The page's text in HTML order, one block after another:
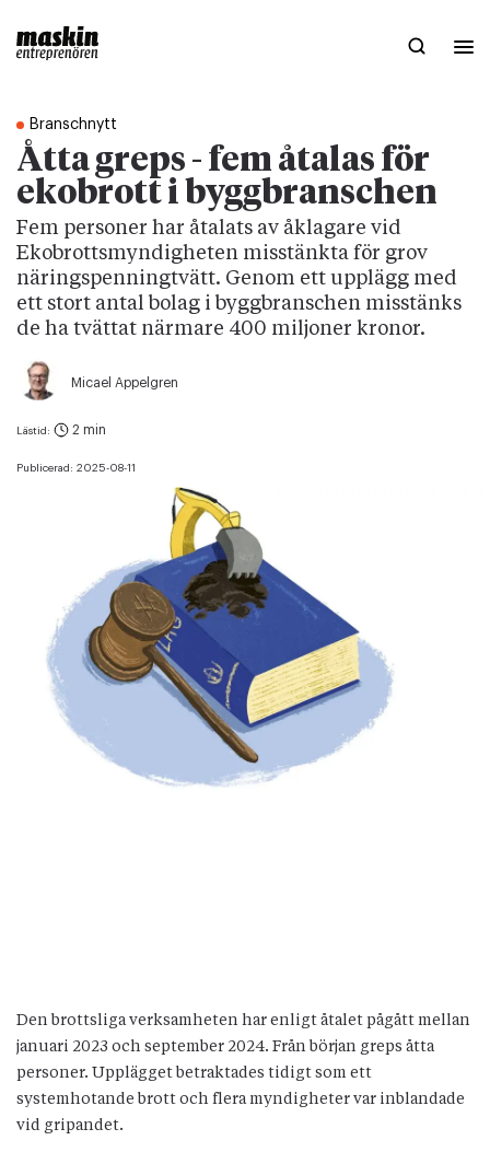
Branschnytt
Åtta greps - fem åtalas för
ekobrott i byggbranschen
Fem personer har åtalats av åklagare vid
Ekobrottsmyndigheten misstänkta för grov
näringspenningtvätt. Genom ett upplägg med
ett stort antal bolag i byggbranschen misstänks
de ha tvättat närmare 400 miljoner kronor.
Micael Appelgren
Publicerad: 2025-08-11
Lästid: 2 min
Den brottsliga verksamheten har enligt åtalet pågått mellan
januari 2023 och september 2024. Från början greps åtta
personer. Upplägget betraktades tidigt som ett
systemhotande brott och flera myndigheter var inblandade
vid gripandet.